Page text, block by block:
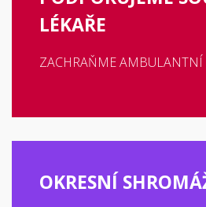
LÉKAŘE
ZACHRAŇME AMBULANTNÍ
OKRESNÍ